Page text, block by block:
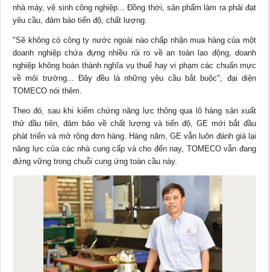
nhà máy, vệ sinh công nghiệp... Đồng thời, sản phẩm làm ra phải đạt
yêu cầu, đảm bảo tiến độ, chất lượng.
"Sẽ không có công ty nước ngoài nào chấp nhận mua hàng của một
doanh nghiệp chứa đựng nhiều rủi ro về an toàn lao động, doanh
nghiệp không hoàn thành nghĩa vụ thuế hay vi phạm các chuẩn mực
về môi trường... Đây đều là những yêu cầu bắt buộc", đại diện
TOMECO nói thêm.
Theo đó, sau khi kiểm chứng năng lực thông qua lô hàng sản xuất
thử đầu tiên, đảm bảo về chất lượng và tiến độ, GE mới bắt đầu
phát triển và mở rộng đơn hàng. Hàng năm, GE vẫn luôn đánh giá lại
năng lực của các nhà cung cấp và cho đến nay, TOMECO vẫn đang
đứng vững trong chuỗi cung ứng toàn cầu này.